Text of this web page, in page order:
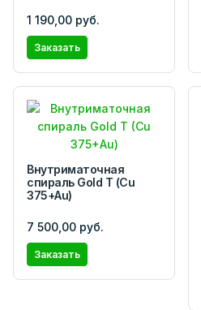
1 190,00 руб.
Заказать
Внутриматочная
спираль Gold T (Cu
375+Au)
7 500,00 руб.
Заказать